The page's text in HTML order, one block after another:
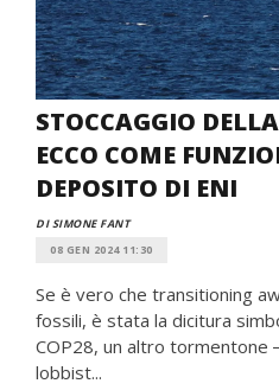
STOCCAGGIO
ECCO COME
DEPOSITO DI ENI
DI SIMONE FANT
08 GEN 2024 11:30
Se è vero che transitioning
fossili, è stata la dicitura
COP28, un altro tormentone
lobbist...